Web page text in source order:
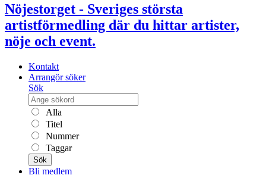
Nöjestorget - Sveriges största
artistförmedling där du hittar artister,
nöje och event.
Kontakt
Arrangör söker
Sök
Alla
Titel
Nummer
Taggar
Sök
Bli medlem